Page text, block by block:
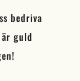
bedriva
guld